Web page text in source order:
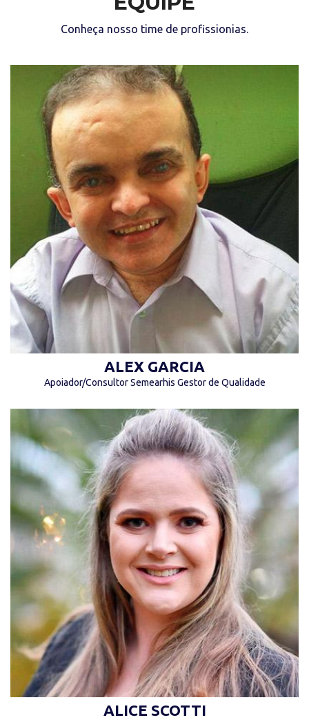
Conheça nosso time de profissionias.
“Aprendi a ser forte para que nada me derrote
e aprendi a ser eu para que ninguém esqueça.”
(Alex Garcia)
ALEX GARCIA
Apoiador/Consultor Semearhis Gestor de Qualidade
“Antes de ser um excelente profissional seja
um ótimo ser humano com amor e empatia.”
(Alice Scotti)
ALICE SCOTTI